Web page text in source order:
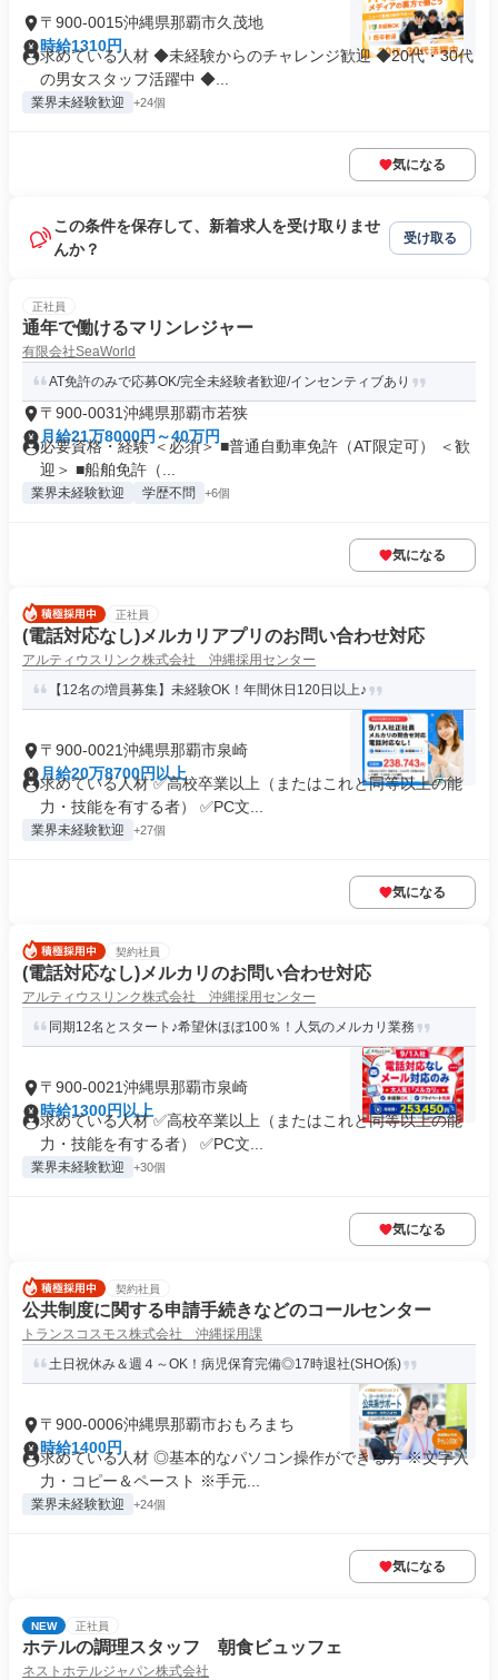
〒900-0015沖縄県那覇市久茂地
時給1310円
求めている人材 ◆未経験からのチャレンジ歓迎 ◆20代・30代
の男女スタッフ活躍中 ◆...
業界未経験歓迎 +24個
気になる
この条件を保存して、新着求人を受け取りませ
んか？
受け取る
正社員
通年で働けるマリンレジャー
有限会社SeaWorld
AT免許のみで応募OK/完全未経験者歓迎/インセンティブあり
〒900-0031沖縄県那覇市若狭
月給21万8000円～40万円
必要資格・経験 ＜必須＞ ■普通自動車免許（AT限定可） ＜歓
迎＞ ■船舶免許（...
業界未経験歓迎 学歴不問 +6個
気になる
正社員
(電話対応なし)メルカリアプリのお問い合わせ対応
アルティウスリンク株式会社 沖縄採用センター
【12名の増員募集】未経験OK！年間休日120日以上♪
〒900-0021沖縄県那覇市泉崎
月給20万8700円以上
求めている人材 ✅高校卒業以上（またはこれと同等以上の能
力・技能を有する者） ✅PC文...
業界未経験歓迎 +27個
気になる
契約社員
(電話対応なし)メルカリのお問い合わせ対応
アルティウスリンク株式会社 沖縄採用センター
同期12名とスタート♪希望休ほぼ100％！人気のメルカリ業務
〒900-0021沖縄県那覇市泉崎
時給1300円以上
求めている人材 ✅高校卒業以上（またはこれと同等以上の能
力・技能を有する者） ✅PC文...
業界未経験歓迎 +30個
気になる
契約社員
公共制度に関する申請手続きなどのコールセンター
トランスコスモス株式会社 沖縄採用課
土日祝休み＆週４～OK！病児保育完備◎17時退社(SHO係)
〒900-0006沖縄県那覇市おもろまち
時給1400円
求めている人材 ◎基本的なパソコン操作ができる方 ※文字入
力・コピー＆ペースト ※手元...
業界未経験歓迎 +24個
気になる
NEW 正社員
ホテルの調理スタッフ 朝食ビュッフェ
ネストホテルジャパン株式会社